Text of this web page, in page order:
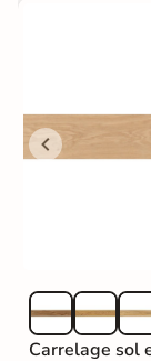
Carrelage sol